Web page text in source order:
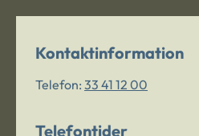
Kontaktinformation
Telefon: 33 41 12 00
Telefontider